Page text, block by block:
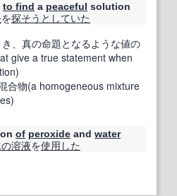
to find a peaceful solution
を探そうと していた
、真の命題となるような値の
give a true statement when
合物(a homogeneous mixture
of peroxide and water
溶液を使用した